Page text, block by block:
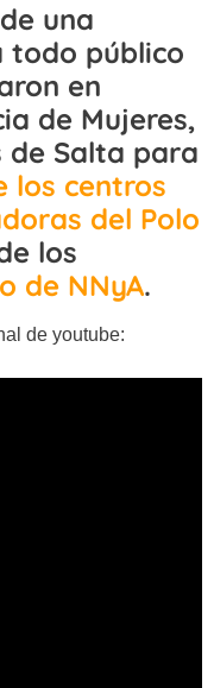
una
todo público
en
de Mujeres,
de Salta para
los centros
del Polo
los
de NNyA.
de youtube: